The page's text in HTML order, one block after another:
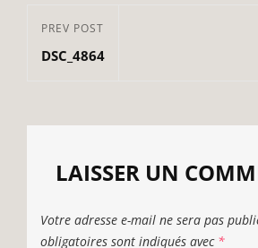
Navigation
de
l’article
Previous
Post
PREV POST
DSC_4864
LAISSER UN
Votre adresse e-mail ne sera pas
obligatoires sont indiqués avec *